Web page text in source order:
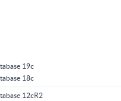
19c
18c
12cR2